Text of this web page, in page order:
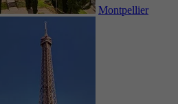
Montpellier